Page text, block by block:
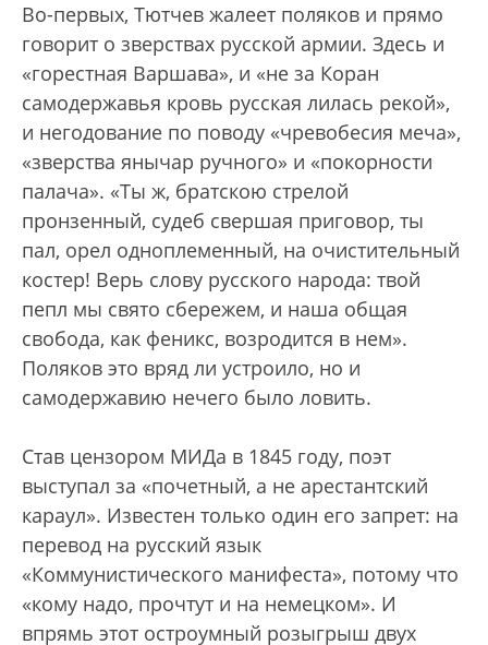
Во-первых, Тютчев жалеет поляков и прямо
говорит о зверствах русской армии. Здесь и
«горестная Варшава», и «не за Коран
самодержавья кровь русская лилась рекой»,
и негодование по поводу «чревобесия меча»,
«зверства янычар ручного» и «покорности
палача». «Ты ж, братскою стрелой
пронзенный, судеб свершая приговор, ты
пал, орел одноплеменный, на очистительный
костер! Верь слову русского народа: твой
пепл мы свято сбережем, и наша общая
свобода, как феникс, возродится в нем».
Поляков это вряд ли устроило, но и
самодержавию нечего было ловить.
Став цензором МИДа в 1845 году, поэт
выступал за «почетный, а не арестантский
караул». Известен только один его запрет: на
перевод на русский язык
«Коммунистического манифеста», потому что
«кому надо, прочтут и на немецком». И
впрямь этот остроумный розыгрыш двух